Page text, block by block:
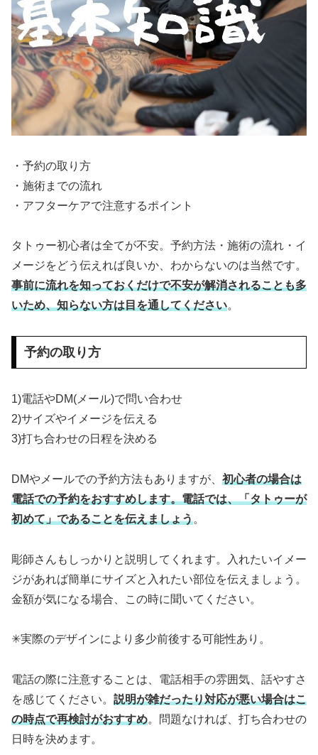
・予約の取り方
・施術までの流れ
・アフターケアで注意するポイント
タトゥー初心者は全てが不安。予約方法・施術の流れ・イ
メージをどう伝えれば良いか、わからないのは当然です。
事前に流れを知っておくだけで不安が解消されることも多
いため、知らない方は目を通してください。
予約の取り方
1)電話やDM(メール)で問い合わせ
2)サイズやイメージを伝える
3)打ち合わせの日程を決める
DMやメールでの予約方法もありますが、 初心者の場合は
電話での予約をおすすめします。電話では、「タトゥーが
初めて」であることを伝えましょう。
彫師さんもしっかりと説明してくれます。入れたいイメー
ジがあれば簡単にサイズと入れたい部位を伝えましょう。
金額が気になる場合、この時に聞いてください。
✳︎実際のデザインにより多少前後する可能性あり。
電話の際に注意することは、電話相手の雰囲気、話やすさ
を感じてください。 説明が雑だったり対応が悪い場合はこ
の時点で再検討がおすすめ。問題なければ、打ち合わせの
日時を決めます。